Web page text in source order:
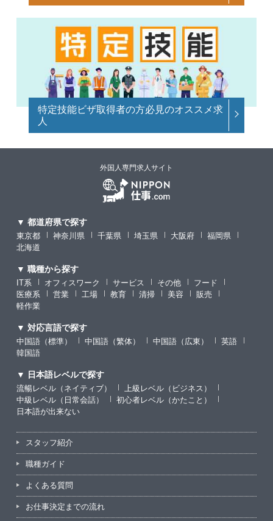
特定技能ビザ取得者の方必見のオススメ求
人
外国人専門求人サイト
▼ 都道府県で探す
東京都 神奈川県 千葉県 埼玉県 大阪府
福岡県
北海道
▼ 職種から探す
IT系 オフィスワーク サービス その他
フード
医療系
営業 工場 教育 清掃 美容
販売
軽作業
▼ 対応言語で探す
中国語（標準） 中国語（繁体） 中国語（広東）
英語
韓国語
▼ 日本語レベルで探す
流暢レベル（ネイティブ）
上級レベル（ビジネス）
中級レベル（日常会話）
初心者レベル（かたこと）
日本語が出来ない
スタッフ紹介
職種ガイド
よくある質問
お仕事決定までの流れ